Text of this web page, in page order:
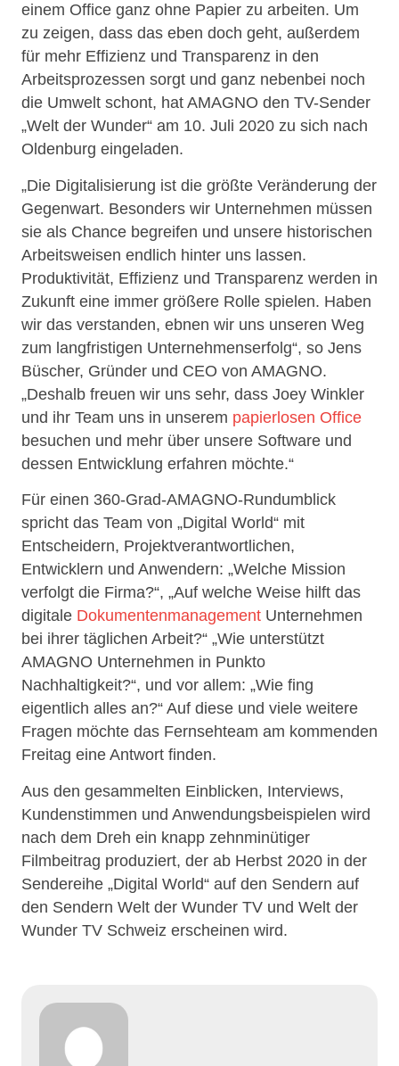
einem Office ganz ohne Papier zu arbeiten. Um
zu zeigen, dass das eben doch geht, außerdem
für mehr Effizienz und Transparenz in den
Arbeitsprozessen sorgt und ganz nebenbei noch
die Umwelt schont, hat AMAGNO den TV-Sender
„Welt der Wunder“ am 10. Juli 2020 zu sich nach
Oldenburg eingeladen.
„Die Digitalisierung ist die größte Veränderung der
Gegenwart. Besonders wir Unternehmen müssen
sie als Chance begreifen und unsere historischen
Arbeitsweisen endlich hinter uns lassen.
Produktivität, Effizienz und Transparenz werden in
Zukunft eine immer größere Rolle spielen. Haben
wir das verstanden, ebnen wir uns unseren Weg
zum langfristigen Unternehmenserfolg“, so Jens
Büscher, Gründer und CEO von AMAGNO.
„Deshalb freuen wir uns sehr, dass Joey Winkler
und ihr Team uns in unserem papierlosen Office
besuchen und mehr über unsere Software und
dessen Entwicklung erfahren möchte.“
Für einen 360-Grad-AMAGNO-Rundumblick
spricht das Team von „Digital World“ mit
Entscheidern, Projektverantwortlichen,
Entwicklern und Anwendern: „Welche Mission
verfolgt die Firma?“, „Auf welche Weise hilft das
digitale Dokumentenmanagement Unternehmen
bei ihrer täglichen Arbeit?“ „Wie unterstützt
AMAGNO Unternehmen in Punkto
Nachhaltigkeit?“, und vor allem: „Wie fing
eigentlich alles an?“ Auf diese und viele weitere
Fragen möchte das Fernsehteam am kommenden
Freitag eine Antwort finden.
Aus den gesammelten Einblicken, Interviews,
Kundenstimmen und Anwendungsbeispielen wird
nach dem Dreh ein knapp zehnminütiger
Filmbeitrag produziert, der ab Herbst 2020 in der
Sendereihe „Digital World“ auf den Sendern auf
den Sendern Welt der Wunder TV und Welt der
Wunder TV Schweiz erscheinen wird.